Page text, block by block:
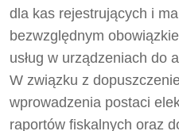
dla kas rejestrujących i
bezwzględnym
usług w urządzeniach do
W związku z
wprowadzenia postaci
raportów fiskalnych oraz